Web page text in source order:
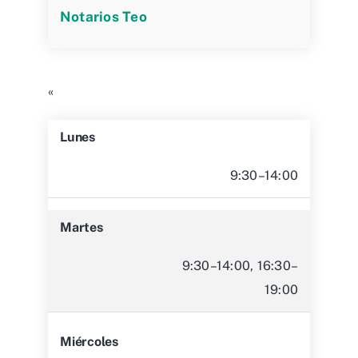
Notarios Teo
«
Lunes
9:30–14:00
Martes
9:30–14:00, 16:30–
19:00
Miércoles